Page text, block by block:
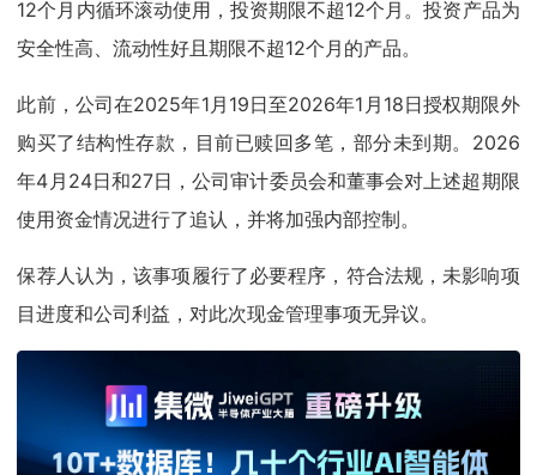
12个月内循环滚动使用，投资期限不超12个月。投资产品为
安全性高、流动性好且期限不超12个月的产品。
此前，公司在2025年1月19日至2026年1月18日授权期限外
购买了结构性存款，目前已赎回多笔，部分未到期。2026
年4月24日和27日，公司审计委员会和董事会对上述超期限
使用资金情况进行了追认，并将加强内部控制。
保荐人认为，该事项履行了必要程序，符合法规，未影响项
目进度和公司利益，对此次现金管理事项无异议。